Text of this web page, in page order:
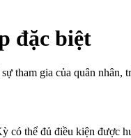
đặc biệt
tham gia của quân nhân,
có thể đủ điều kiện được